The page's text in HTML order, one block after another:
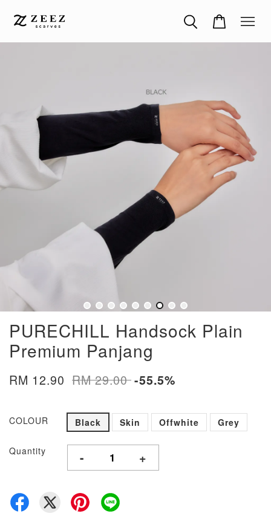
PURECHILL Handsock Plain
Premium Panjang
RM 12.90 RM 29.00-55.5%
COLOUR Black Skin Offwhite Grey
Quantity - +